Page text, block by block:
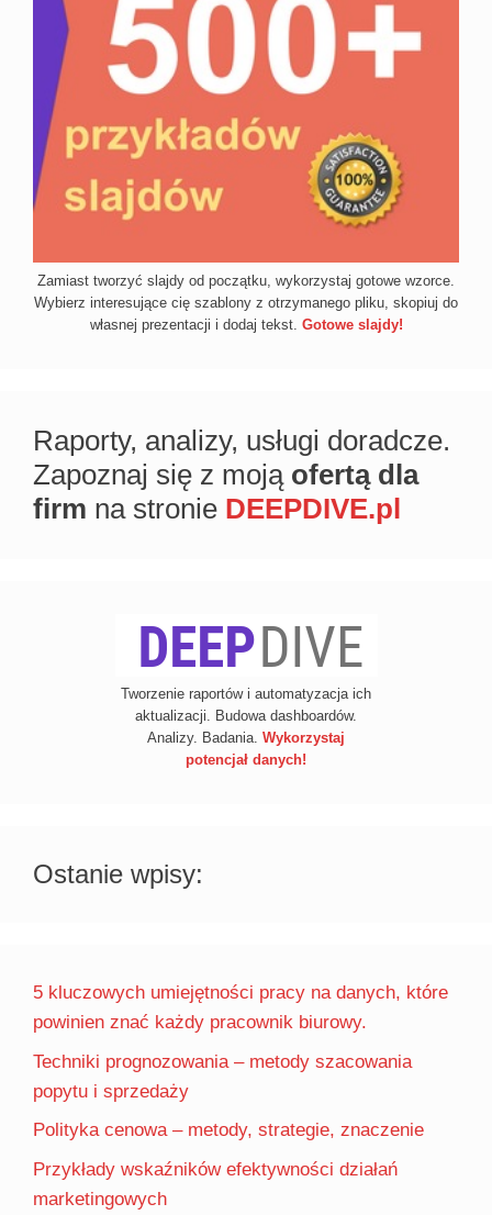
Zamiast tworzyć slajdy od początku, wykorzystaj gotowe wzorce.
Wybierz interesujące cię szablony z otrzymanego pliku, skopiuj do
własnej prezentacji i dodaj tekst. Gotowe slajdy!
Raporty, analizy, usługi doradcze.
Zapoznaj się z mojąofertą dla
firm na stronie DEEPDIVE.pl
Tworzenie raportów i automatyzacja ich
aktualizacji. Budowa dashboardów.
Analizy. Badania. Wykorzystaj
potencjał danych!
Ostanie wpisy:
5 kluczowych umiejętności pracy na danych, które
powinien znać każdy pracownik biurowy.
Techniki prognozowania – metody szacowania
popytu i sprzedaży
Polityka cenowa – metody, strategie, znaczenie
Przykłady wskaźników efektywności działań
marketingowych